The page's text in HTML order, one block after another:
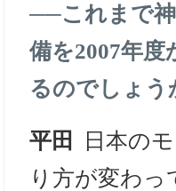
──これまで
備を2007年
るのでしょう
平田
日本の
り方が変わっ